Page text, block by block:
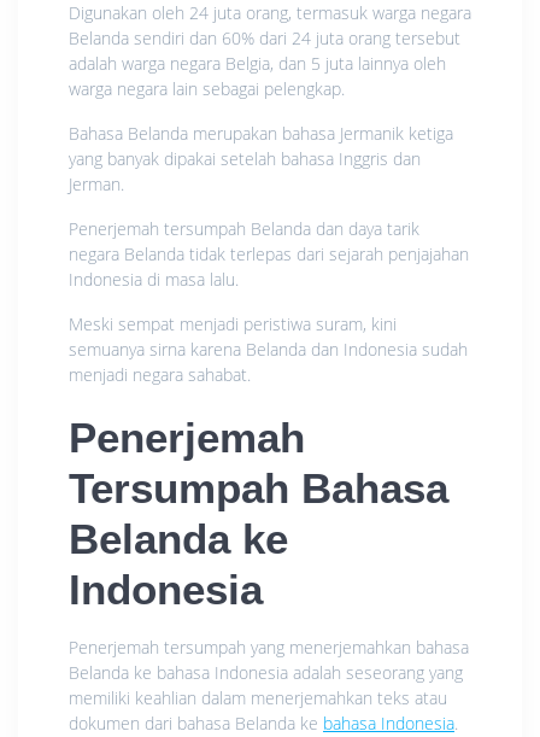
Digunakan oleh 24 juta orang, termasuk warga negara
Belanda sendiri dan 60% dari 24 juta orang tersebut
adalah warga negara Belgia, dan 5 juta lainnya oleh
warga negara lain sebagai pelengkap.
Bahasa Belanda merupakan bahasa Jermanik ketiga
yang banyak dipakai setelah bahasa Inggris dan
Jerman.
Penerjemah tersumpah Belanda dan daya tarik
negara Belanda tidak terlepas dari sejarah penjajahan
Indonesia di masa lalu.
Meski sempat menjadi peristiwa suram, kini
semuanya sirna karena Belanda dan Indonesia sudah
menjadi negara sahabat.
Penerjemah
Tersumpah Bahasa
Belanda ke
Indonesia
Penerjemah tersumpah yang menerjemahkan bahasa
Belanda ke bahasa Indonesia adalah seseorang yang
memiliki keahlian dalam menerjemahkan teks atau
dokumen dari bahasa Belanda ke bahasa Indonesia.